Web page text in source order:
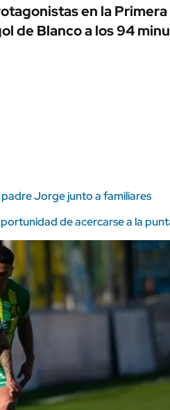
LIFESTYLE
AUTOS
en la Primera
de Blanco a los 94
padre Jorge junto a familiares
de acercarse a la